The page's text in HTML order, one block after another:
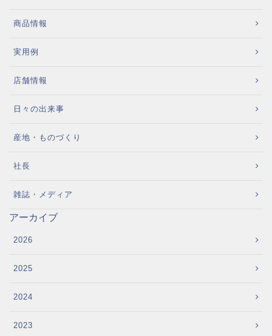
商品情報
実用例
店舗情報
日々の出来事
産地・ものづくり
社長
雑誌・メディア
アーカイブ
2026
2025
2024
2023